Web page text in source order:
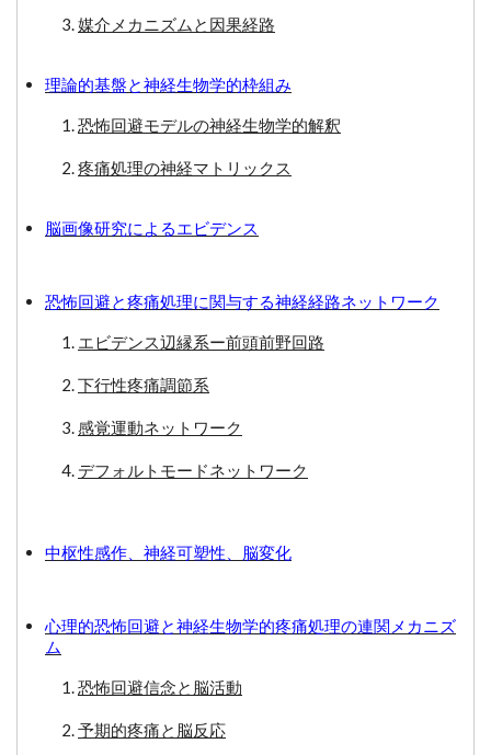
媒介メカニズムと因果経路
理論的基盤と神経生物学的枠組み
恐怖回避モデルの神経生物学的解釈
疼痛処理の神経マトリックス
脳画像研究によるエビデンス
恐怖回避と疼痛処理に関与する神経経路ネットワーク
エビデンス辺縁系ー前頭前野回路
下行性疼痛調節系
感覚運動ネットワーク
デフォルトモードネットワーク
中枢性感作、神経可塑性、脳変化
心理的恐怖回避と神経生物学的疼痛処理の連関メカニズ
ム
恐怖回避信念と脳活動
予期的疼痛と脳反応